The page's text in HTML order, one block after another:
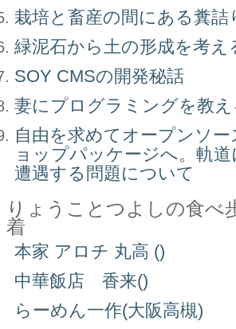
栽培と畜産の間にある糞詰
緑泥石から土の形成を考え
SOY CMSの開発秘話
妻にプログラミングを教
自由を求めてオープンソ
ョップパッケージへ。軌
遭遇する問題について
りょうことつよしの食べ
着
本家 アロチ 丸高 ()
中華飯店 香来()
らーめん一作(大阪高槻)